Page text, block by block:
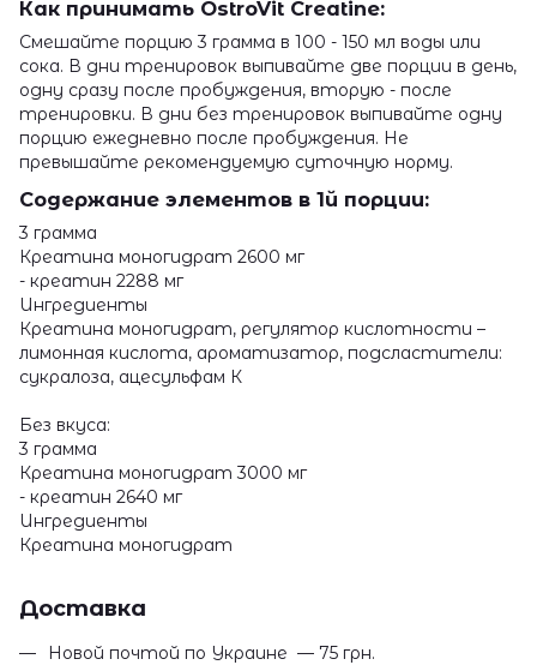
Как принимать OstroVit Creatine:
Смешайте порцию 3 грамма в 100 - 150 мл воды или
сока. В дни тренировок выпивайте две порции в день,
одну сразу после пробуждения, вторую - после
тренировки. В дни без тренировок выпивайте одну
порцию ежедневно после пробуждения. Не
превышайте рекомендуемую суточную норму.
Содержание элементов в 1й порции:
3 грамма
Креатина моногидрат 2600 мг
- креатин 2288 мг
Ингредиенты
Креатина моногидрат, регулятор кислотности –
лимонная кислота, ароматизатор, подсластители:
сукралоза, ацесульфам К
Без вкуса:
3 грамма
Креатина моногидрат 3000 мг
- креатин 2640 мг
Ингредиенты
Креатина моногидрат
Доставка
Новой почтой по Украине — 75 грн.